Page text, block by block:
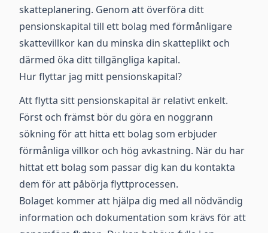
skatteplanering. Genom att överföra ditt
pensionskapital till ett bolag med förmånligare
skattevillkor kan du minska din skatteplikt och
därmed öka ditt tillgängliga kapital.
Hur flyttar jag mitt pensionskapital?
Att flytta sitt pensionskapital är relativt enkelt.
Först och främst bör du göra en noggrann
sökning för att hitta ett bolag som erbjuder
förmånliga villkor och hög avkastning. När du har
hittat ett bolag som passar dig kan du kontakta
dem för att påbörja flyttprocessen.
Bolaget kommer att hjälpa dig med all nödvändig
information och dokumentation som krävs för att